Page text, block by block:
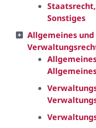
Sonstiges
Allgemeines und